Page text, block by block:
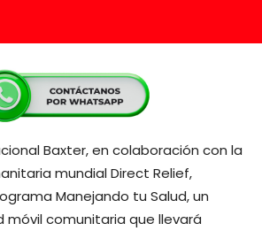
Baxter, en colaboración con la
mundial Direct Relief,
Manejando tu Salud, un
móvil comunitaria que llevará